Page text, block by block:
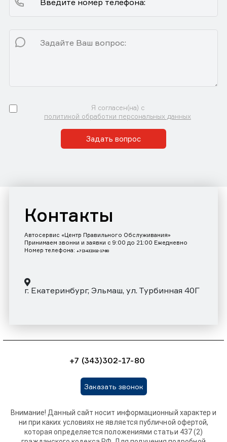
Я согласен(на) с
политикой обработки персональных данных
Задать вопрос
Контакты
Автосервис «Центр Правильного Обслуживания»
Принимаем звонки и заявки с 9:00 до 21:00 Ежедневно
Номер телефона: +7 (343)302-17-80
г. Екатеринбург, Эльмаш, ул. Турбинная 40Г
+7 (343)302-17-80
Заказать звонок
Внимание! Данный сайт носит информационный характер и
ни при каких условиях не является публичной офертой,
которая определяется положениями статьи 437 (2)